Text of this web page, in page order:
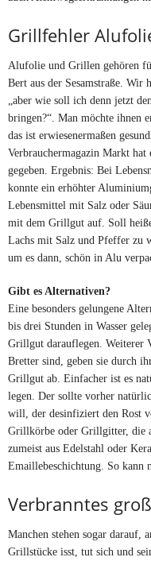
Grillfehler
Alufolie und Grillen gehören
Bert aus der Sesamstraße. Wir
„aber wie soll ich denn jetzt
bringen?“. Man möchte ihnen
das ist erwiesenermaßen
Verbrauchermagazin Markt
gegeben. Ergebnis: Bei
konnte ein erhöhter
Lebensmittel mit Salz oder
mit dem Grillgut auf. Soll
Lachs mit Salz und Pfeffer zu
um es dann, schön in Alu
Gibt es Alternativen?
Eine besonders gelungene
bis drei Stunden in Wasser
Grillgut darauflegen. Weiterer
Bretter sind, geben sie durch
Grillgut ab. Einfacher ist es
legen. Der sollte vorher
will, der desinfiziert den Rost
Grillkörbe oder Grillgitter, die
zumeist aus Edelstahl oder
Emaillebeschichtung. So kann
Verbranntes
Manchen stehen sogar darauf,
Grillstücke isst, tut sich und